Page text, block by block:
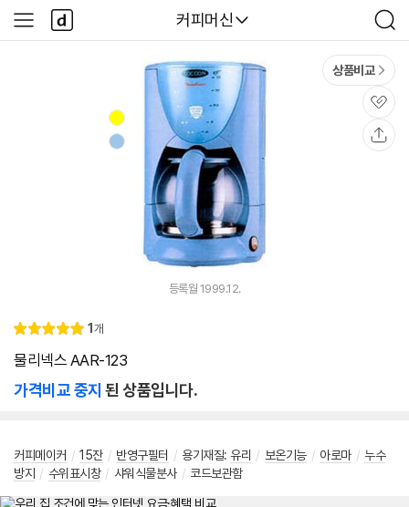
다나와
커피머신
검
색
사
이
다
나
와
상품비교
관
심
등록월 1999.12.
별
5.
리
1 개
물리넥스 AAR-123
가격비교 중지 된 상품입니다.
커피메이커 / 15잔 / 반영구필터 / 용기재질: 유리 / 보온기능 / 아로마 / 누수
방지 / 수위표시창 / 샤워식물분사 / 코드보관함